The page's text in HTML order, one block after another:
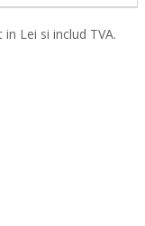
Lei si includ TVA.